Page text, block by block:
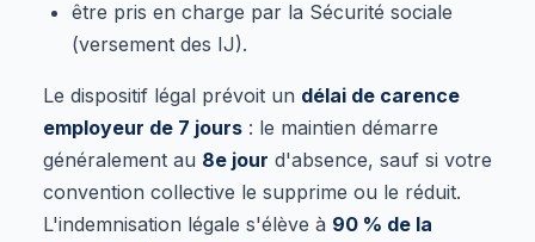
être pris en charge par la Sécurité sociale
(versement des IJ).
Le dispositif légal prévoit un délai de carence
employeur de 7 jours : le maintien démarre
généralement au 8e jour d'absence, sauf si votre
convention collective le supprime ou le réduit.
L'indemnisation légale s'élève à 90 % de la